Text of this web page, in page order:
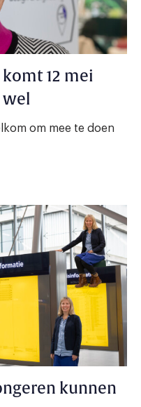
12 mei
wel
om mee te doen
kunnen